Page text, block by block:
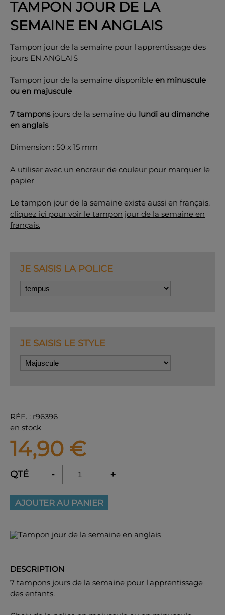
TAMPON JOUR DE LA
SEMAINE EN ANGLAIS
Tampon jour de la semaine pour l'apprentissage des
jours EN ANGLAIS
Tampon jour de la semaine disponible en minuscule
ou en majuscule
7 tamponsjours de la semaine du lundi au dimanche
en anglais
Dimension : 50 x 15 mm
A utiliser avec un encreur de couleur pour marquer le
papier
Le tampon jour de la semaine existe aussi en français,
cliquez ici pour voir le tampon jour de la semaine en
français.
JE SAISIS LA POLICE
JE SAISIS LE STYLE
RÉF. : r96396
en stock
14,90 €
QTÉ - +
AJOUTER AU PANIER
DESCRIPTION
7 tampons jours de la semaine pour l'apprentissage
des enfants.
OK